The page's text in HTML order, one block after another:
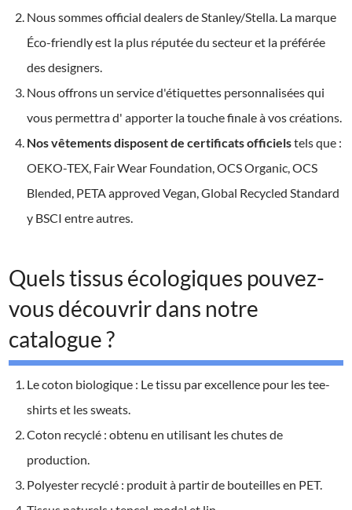
Nous sommes official dealers de Stanley/Stella. La marque
Éco-friendly est la plus réputée du secteur et la préférée
des designers.
Nous offrons un service d'étiquettes personnalisées qui
vous permettra d' apporter la touche finale à vos créations.
Nos vêtements disposent de certificats officielstels que :
OEKO-TEX, Fair Wear Foundation, OCS Organic, OCS
Blended, PETA approved Vegan, Global Recycled Standard
y BSCI entre autres.
Quels tissus écologiques pouvez-
vous découvrir dans notre
catalogue ?
Le coton biologique : Le tissu par excellence pour les tee-
shirts et les sweats.
Coton recyclé : obtenu en utilisant les chutes de
production.
Polyester recyclé : produit à partir de bouteilles en PET.